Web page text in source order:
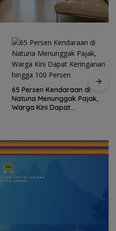
65 Persen Kendaraan di
Natuna Menunggak Pajak,
Warga Kini Dapat